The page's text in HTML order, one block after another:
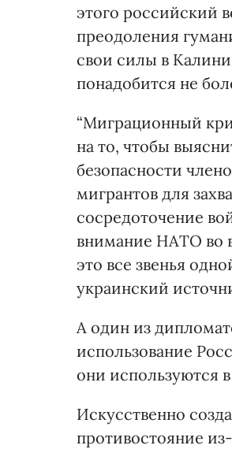
этого российский
преодоления
свои силы в
понадобится не
“Миграционный
на то, чтобы
безопасности
мигрантов для
сосредоточение
внимание НАТО во
это все звенья
украинский
А один из
использование
они используются
Искусственно
противостояние